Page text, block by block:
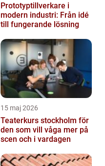
Prototyptillverkare i
modern industri: Från idé
till fungerande lösning
15 maj 2026
Teaterkurs stockholm för
den som vill våga mer på
scen och i vardagen